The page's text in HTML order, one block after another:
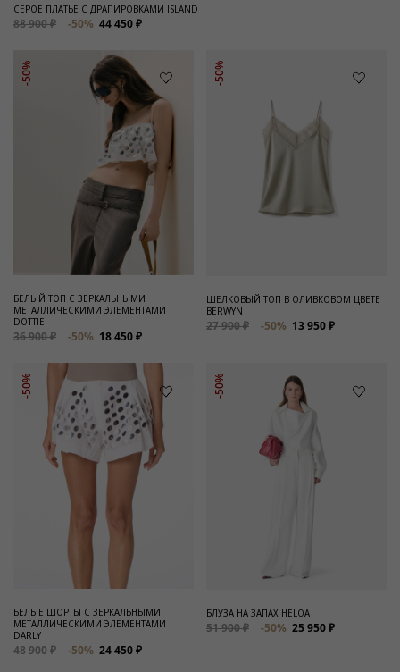
СЕРОЕ ПЛАТЬЕ С ДРАПИРОВКАМИ ISLAND
88 900 ₽ -50% 44 450 ₽
-50%
БЕЛЫЙ ТОП С ЗЕРКАЛЬНЫМИ
МЕТАЛЛИЧЕСКИМИ ЭЛЕМЕНТАМИ
DOTTIE
36 900 ₽ -50% 18 450 ₽
-50%
ШЕЛКОВЫЙ ТОП В ОЛИВКОВОМ ЦВЕТЕ
BERWYN
27 900 ₽ -50% 13 950 ₽
-50%
БЕЛЫЕ ШОРТЫ С ЗЕРКАЛЬНЫМИ
МЕТАЛЛИЧЕСКИМИ ЭЛЕМЕНТАМИ
DARLY
48 900 ₽ -50% 24 450 ₽
-50%
БЛУЗА НА ЗАПАХ HELOA
51 900 ₽ -50% 25 950 ₽